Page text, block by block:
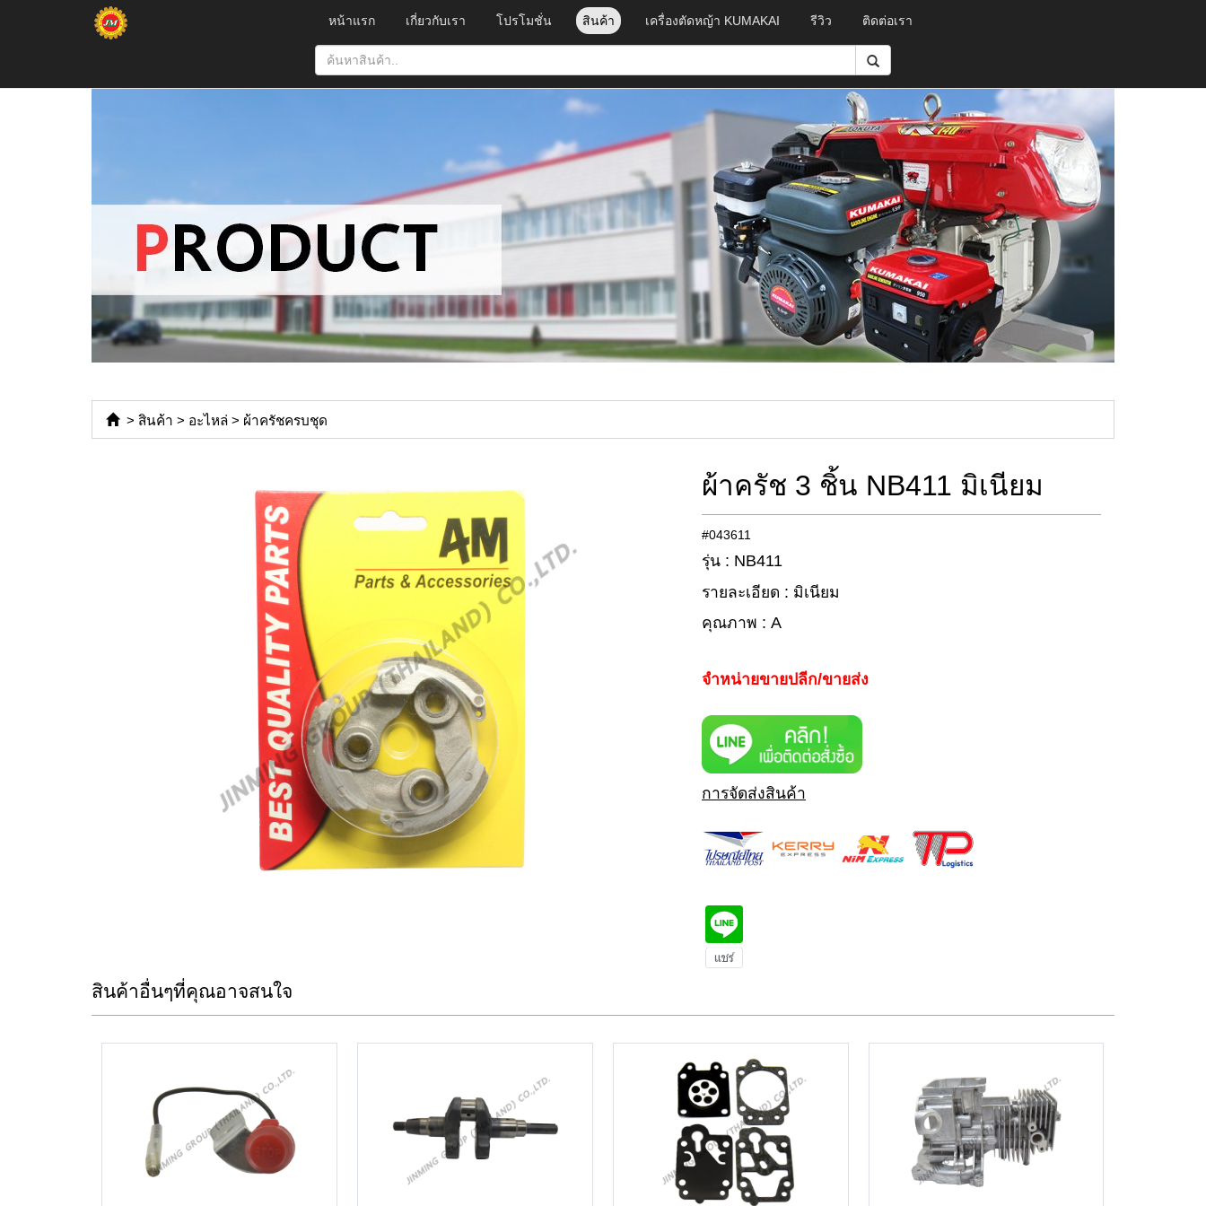
หน้าแรก เกี่ยวกับเรา โปรโมชั่น สินค้า เครื่องตัดหญ้า KUMAKAI รีวิว ติดต่อเรา
> สินค้า > อะไหล่ > ผ้าครัชครบชุด
ผ้าครัช 3 ชิ้น NB411 มิเนียม
#043611
รุ่น : NB411
รายละเอียด : มิเนียม
คุณภาพ : A
จำหน่ายขายปลีก/ขายส่ง
การจัดส่งสินค้า
สินค้าอื่นๆที่คุณอาจสนใจ